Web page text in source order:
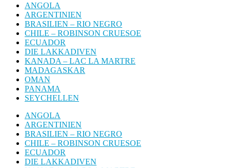
ANGOLA
ARGENTINIEN
BRASILIEN – RIO NEGRO
CHILE – ROBINSON CRUESOE
ECUADOR
DIE LAKKADIVEN
KANADA – LAC LA MARTRE
MADAGASKAR
OMAN
PANAMA
SEYCHELLEN
ANGOLA
ARGENTINIEN
BRASILIEN – RIO NEGRO
CHILE – ROBINSON CRUESOE
ECUADOR
DIE LAKKADIVEN